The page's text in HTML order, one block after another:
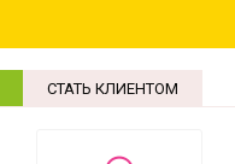
СТАТЬ КЛИЕНТОМ